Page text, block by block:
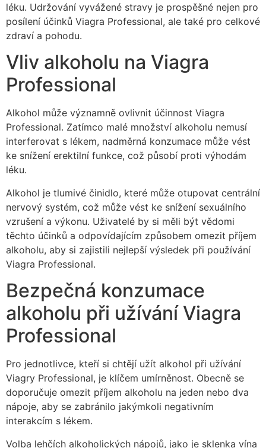
léku. Udržování vyvážené stravy je prospěšné nejen pro
posílení účinků Viagra Professional, ale také pro celkové
zdraví a pohodu.
Vliv alkoholu na Viagra
Professional
Alkohol může významně ovlivnit účinnost Viagra
Professional. Zatímco malé množství alkoholu nemusí
interferovat s lékem, nadměrná konzumace může vést
ke snížení erektilní funkce, což působí proti výhodám
léku.
Alkohol je tlumivé činidlo, které může otupovat centrální
nervový systém, což může vést ke snížení sexuálního
vzrušení a výkonu. Uživatelé by si měli být vědomi
těchto účinků a odpovídajícím způsobem omezit příjem
alkoholu, aby si zajistili nejlepší výsledek při používání
Viagra Professional.
Bezpečná konzumace
alkoholu při užívání Viagra
Professional
Pro jednotlivce, kteří si chtějí užít alkohol při užívání
Viagry Professional, je klíčem umírněnost. Obecně se
doporučuje omezit příjem alkoholu na jeden nebo dva
nápoje, aby se zabránilo jakýmkoli negativním
interakcím s lékem.
Volba lehčích alkoholických nápojů, jako je sklenka vína